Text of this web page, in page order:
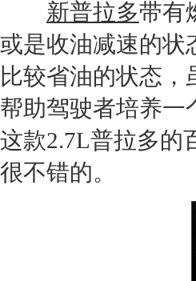
新普拉多带有
或是收油减速的状
比较省油的状态
帮助驾驶者培养一
这款2.7L普拉多的
很不错的。